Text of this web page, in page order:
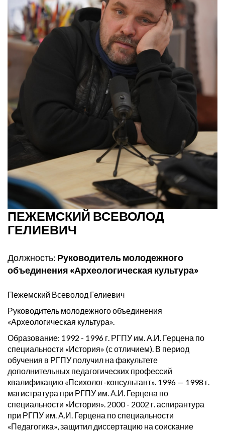
ПЕЖЕМСКИЙ ВСЕВОЛОД
ГЕЛИЕВИЧ
Должность: Руководитель молодежного
объединения «Археологическая культура»
Пежемский Всеволод Гелиевич
Руководитель молодежного объединения
«Археологическая культура».
Образование: 1992 - 1996 г. РГПУ им. А.И. Герцена по
специальности «История» (с отличием). В период
обучения в РГПУ получил на факультете
дополнительных педагогических профессий
квалификацию «Психолог-консультант». 1996 — 1998 г.
магистратура при РГПУ им. А.И. Герцена по
специальности «История». 2000 - 2002 г. аспирантура
при РГПУ им. А.И. Герцена по специальности
«Педагогика», защитил диссертацию на соискание